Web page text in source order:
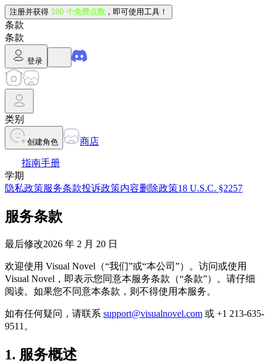
注册并获得 100 个免费点数 ，即可使用工具！
条款
条款
登录
类别
创建角色 商店
指南手册
学期
隐私政策服务条款投诉政策内容删除政策18 U.S.C. §2257
服务条款
最后修改2026 年 2 月 20 日
欢迎使用 Visual Novel（“我们”或“本公司”）。访问或使用
Visual Novel，即表示您同意本服务条款（“条款”）。请仔细
阅读。如果您不同意本条款，则不得使用本服务。
如有任何疑问，请联系 support@visualnovel.com 或 +1 213-635-
9511。
1. 服务概述